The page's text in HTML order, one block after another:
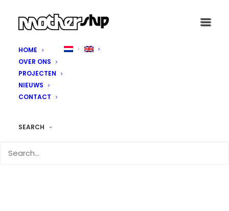
HOME
OVER ONS
PROJECTEN
NIEUWS
CONTACT
SEARCH